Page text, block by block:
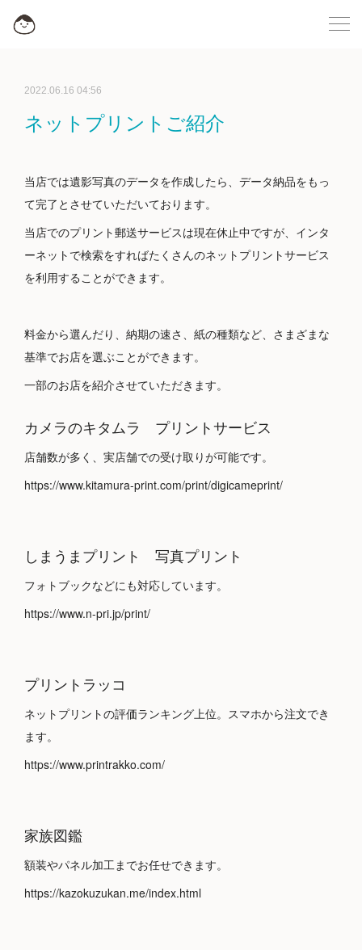
2022.06.16 04:56
ネットプリントご紹介
当店では遺影写真のデータを作成したら、データ納品をもっ
て完了とさせていただいております。
当店でのプリント郵送サービスは現在休止中ですが、インタ
ーネットで検索をすればたくさんのネットプリントサービス
を利用することができます。
料金から選んだり、納期の速さ、紙の種類など、さまざまな
基準でお店を選ぶことができます。
一部のお店を紹介させていただきます。
カメラのキタムラ プリントサービス
店舗数が多く、実店舗での受け取りが可能です。
https://www.kitamura-print.com/print/digicameprint/
しまうまプリント 写真プリント
フォトブックなどにも対応しています。
https://www.n-pri.jp/print/
プリントラッコ
ネットプリントの評価ランキング上位。スマホから注文でき
ます。
https://www.printrakko.com/
家族図鑑
額装やパネル加工までお任せできます。
https://kazokuzukan.me/index.html